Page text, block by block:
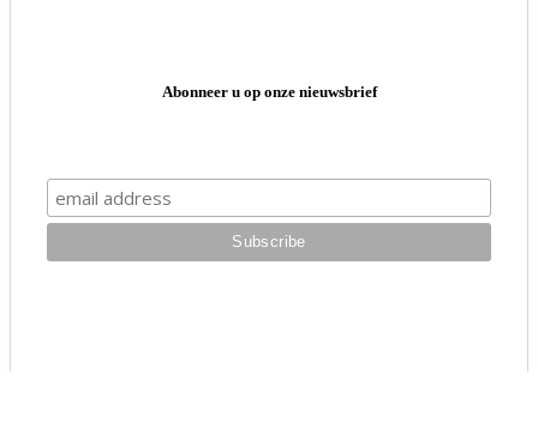
Abonneer u op onze nieuwsbrief